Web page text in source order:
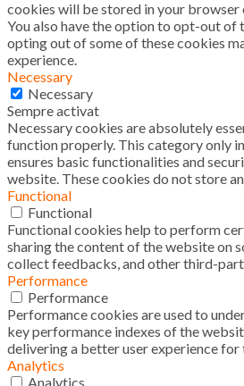
cookies will be stored in your browser
You also have the option to opt-out of
opting out of some of these cookies
experience.
Necessary
Necessary
Sempre activat
Necessary cookies are absolutely
function properly. This category only
ensures basic functionalities and
website. These cookies do not store
Functional
Functional
Functional cookies help to perform
sharing the content of the website on
collect feedbacks, and other third-
Performance
Performance
Performance cookies are used to
key performance indexes of the
delivering a better user experience for
Analytics
Analytics